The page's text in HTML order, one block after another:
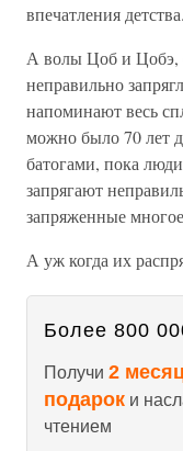
впечатления детства.
А волы Цоб и Цобэ,
неправильно
напоминают весь
можно было 70 лет
батогами, пока
запрягают
запряженные
А уж когда их
Более 800
Получи 2
подарок и
чтением